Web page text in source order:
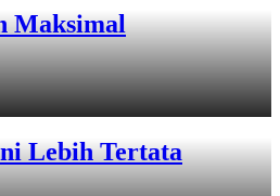
Maksimal
Lebih Tertata